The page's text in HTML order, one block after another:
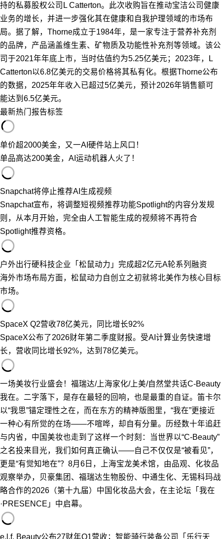
持的私募股权公司L Catterton。此次收购旨在推动宝洁公司健康
业务的增长，并进一步强化其在健康和自我护理领域的市场布
局。据了解，Thorne成立于1984年，是一家专注于营养补充剂
的品牌，产品涵盖维生素、矿物质及功能性补充剂等领域。该公
司于2021年年底上市，当时估值约为5.25亿美元；2023年，L
Catterton以6.8亿美元的交易价格将其私有化。根据Thorne公布
的数据，2025年年收入已超过5亿美元，预计2026年销售额可
能达到6.5亿美元。
最新热门 报告标签
单价超2000美金，又一AI硬件站上风口！
单品高达200美金，AI运动机器人火了！
Snapchat将停止推荐AI生成视频
Snapchat宣布，将调整短视频推荐功能Spotlight的内容分发规
则，从本月开始，完全由人工智能生成的视频将不再符合
Spotlight推荐资格。
户外出行硬科技企业「松鼠动力」完成超2亿元A轮系列融资
海外市场布局方面，松鼠动力自创立之初就将北美作为核心目标
市场。
SpaceX Q2营收78亿美元，同比增长92%
SpaceX公布了2026财年第二季度财报。受AI计算业务快速增
长，营收同比增长92%，达到78亿美元。
一场美妆行业盛会！福瑞达/上海家化/上美/自然堂共话C-Beauty
我在。二字落下，是存在最轻的回响，也是最重的自证。笛卡尔
以“我思”锚定理性之在，而在东方的精神版图里，“我在”更接近
一种心有所觉的在场——不喧哗，却自有分量。历经数十年追赶
与内省，中国美妆也走到了这样一个时刻：当世界以“C-Beauty”
之名投来目光，我们如何真正确认——自己不仅仅是“被看见”，
更是“有觉知地在”？8月6日，上海宝龙美术馆，由品观、化妆品
观察举办，贝豪集团、福瑞达生物股份、中通生化、无锡科玛战
略合作的2026（第十九届）中国化妆品大会，在主论坛「我在
·PRESENCE」中启幕。
e.l.f. Beauty公布27财年Q1营收；智能骑行装备公司「乐行天